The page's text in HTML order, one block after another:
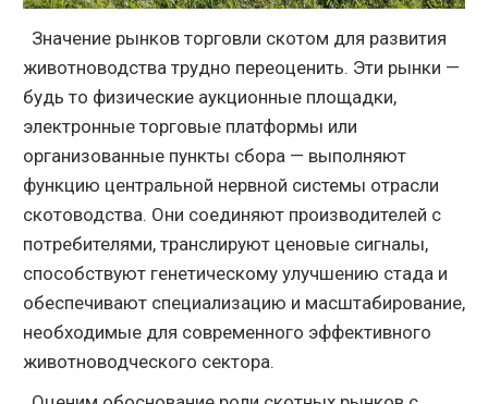
Значение рынков торговли скотом для развития
животноводства трудно переоценить. Эти рынки —
будь то физические аукционные площадки,
электронные торговые платформы или
организованные пункты сбора — выполняют
функцию центральной нервной системы отрасли
скотоводства. Они соединяют производителей с
потребителями, транслируют ценовые сигналы,
способствуют генетическому улучшению стада и
обеспечивают специализацию и масштабирование,
необходимые для современного эффективного
животноводческого сектора.